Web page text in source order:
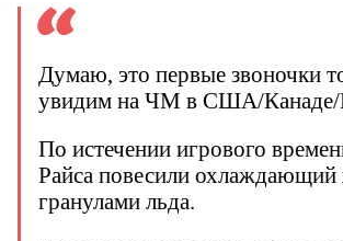
Думаю, это первые звоночки
увидим на ЧМ в США/Канаде/
По истечении игрового
Райса повесили охлаждающий
гранулами льда.